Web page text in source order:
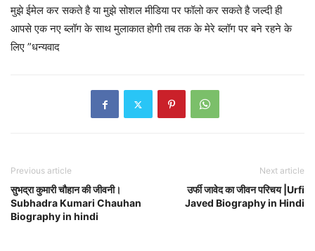
मुझे ईमेल कर सकते है या मुझे सोशल मीडिया पर फॉलो कर सकते है जल्दी ही
आपसे एक नए ब्लॉग के साथ मुलाकात होगी तब तक के मेरे ब्लॉग पर बने रहने के
लिए ”धन्यवाद
Previous article
सुभद्रा कुमारी चौहान की जीवनी।
Subhadra Kumari Chauhan
Biography in hindi
Next article
उर्फी जावेद का जीवन परिचय |Urfi
Javed Biography in Hindi